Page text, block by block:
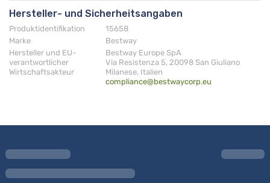
Hersteller- und Sicherheitsangaben
Produktidentifikation
15658
Marke
Bestway
Hersteller und EU-
verantwortlicher
Wirtschaftsakteur
Bestway Europe SpA
Via Resistenza 5, 20098 San Giuliano
Milanese, Italien
compliance@bestwaycorp.eu